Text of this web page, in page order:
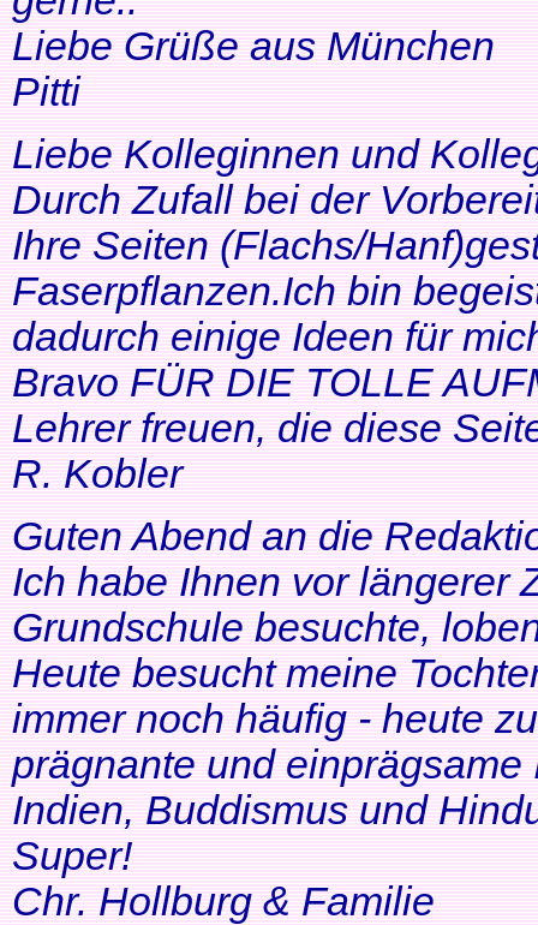
Liebe Grüße aus München
Pitti
Liebe Kolleginnen und
Durch Zufall bei der
Ihre Seiten (Flachs/
Faserpflanzen.Ich bin
dadurch einige Ideen für
Bravo FÜR DIE TOLLE
Lehrer freuen, die diese
R. Kobler
Guten Abend an die
Ich habe Ihnen vor längerer
Grundschule besuchte,
Heute besucht meine
immer noch häufig - heute
prägnante und
Indien, Buddismus und
Super!
Chr. Hollburg & Familie